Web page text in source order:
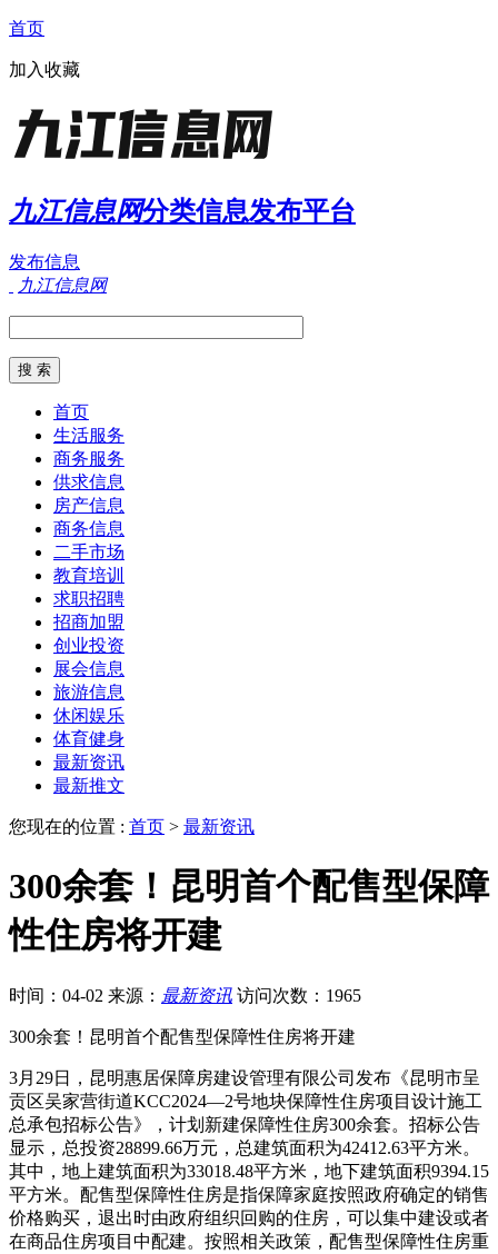
首页
加入收藏
九江信息网分类信息发布平台
发布信息
九江信息网
首页
生活服务
商务服务
供求信息
房产信息
商务信息
二手市场
教育培训
求职招聘
招商加盟
创业投资
展会信息
旅游信息
休闲娱乐
体育健身
最新资讯
最新推文
您现在的位置 : 首页 > 最新资讯
300余套！昆明首个配售型保障
性住房将开建
时间：04-02 来源： 最新资讯 访问次数：1965
300余套！昆明首个配售型保障性住房将开建
3月29日，昆明惠居保障房建设管理有限公司发布《昆明市呈
贡区吴家营街道KCC2024—2号地块保障性住房项目设计施工
总承包招标公告》，计划新建保障性住房300余套。招标公告
显示，总投资28899.66万元，总建筑面积为42412.63平方米。
其中，地上建筑面积为33018.48平方米，地下建筑面积9394.15
平方米。配售型保障性住房是指保障家庭按照政府确定的销售
价格购买，退出时由政府组织回购的住房，可以集中建设或者
在商品住房项目中配建。按照相关政策，配售型保障性住房重